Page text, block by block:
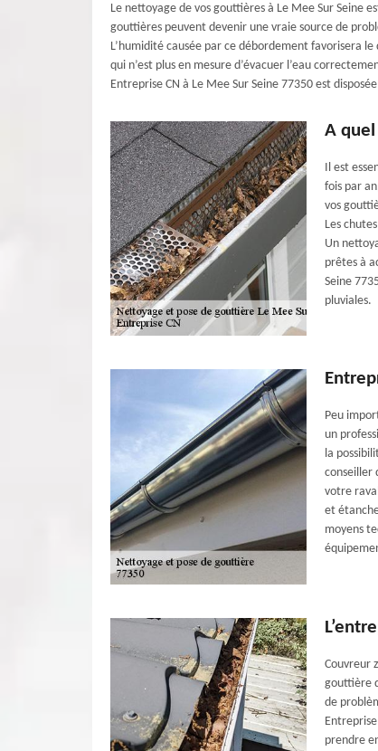
Le nettoyage de vos gouttières à Le Mee Sur Seine
gouttières peuvent devenir une vraie source de
L’humidité causée par ce débordement favorisera
qui n’est plus en mesure d’évacuer l’eau
Entreprise CN à Le Mee Sur Seine 77350 est
A
Il est
fois par
vos
Les
Un
prêtes à
Seine
pluviales.
Peu
un
la
conseiller
votre
et
moyens
Couvreur
gouttière
de
prendre